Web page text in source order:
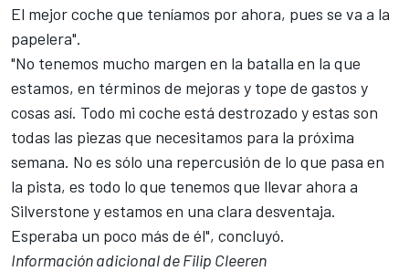
El mejor coche que teníamos por ahora, pues se va a la
papelera".
"No tenemos mucho margen en la batalla en la que
estamos, en términos de mejoras y tope de gastos y
cosas así. Todo mi coche está destrozado y estas son
todas las piezas que necesitamos para la próxima
semana. No es sólo una repercusión de lo que pasa en
la pista, es todo lo que tenemos que llevar ahora a
Silverstone y estamos en una clara desventaja.
Esperaba un poco más de él", concluyó.
Información adicional de Filip Cleeren